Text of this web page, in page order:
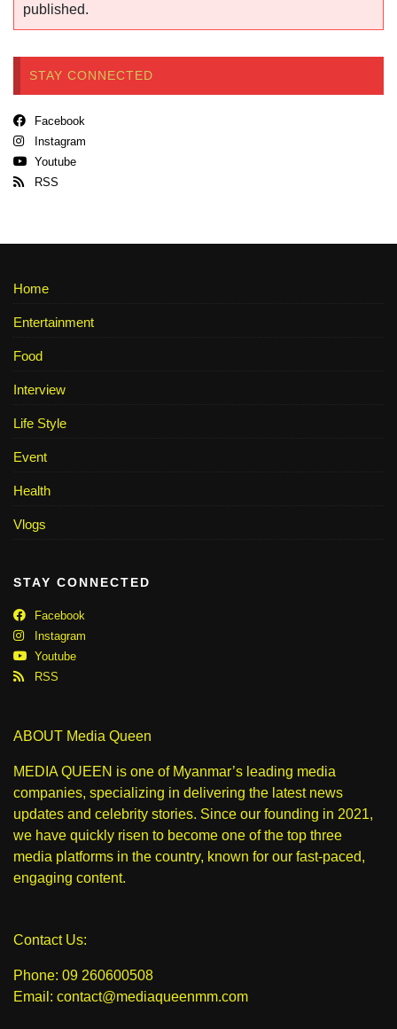
published.
STAY CONNECTED
Facebook
Instagram
Youtube
RSS
Home
Entertainment
Food
Interview
Life Style
Event
Health
Vlogs
STAY CONNECTED
Facebook
Instagram
Youtube
RSS
ABOUT Media Queen
MEDIA QUEEN is one of Myanmar’s leading media
companies, specializing in delivering the latest news
updates and celebrity stories. Since our founding in 2021,
we have quickly risen to become one of the top three
media platforms in the country, known for our fast-paced,
engaging content.
Contact Us:
Phone: 09 260600508
Email: contact@mediaqueenmm.com